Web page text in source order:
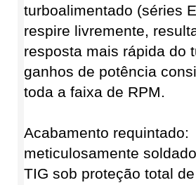
turboalimentado (séries
respire livremente,
resposta mais rápida do
ganhos de potência
toda a faixa de RPM.
Acabamento requintado:
meticulosamente
TIG sob proteção total